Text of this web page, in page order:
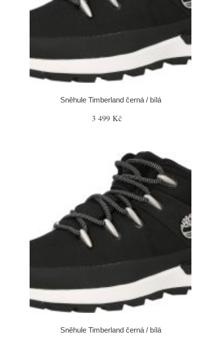
Sněhule Timberland černá / bílá
3 499 Kč
Sněhule Timberland černá / bílá